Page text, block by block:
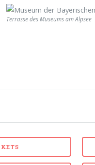
Terrasse des Museums am Alpsee